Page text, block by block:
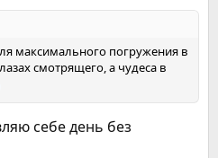
максимального погружения в
смотрящего, а чудеса в
себе день без